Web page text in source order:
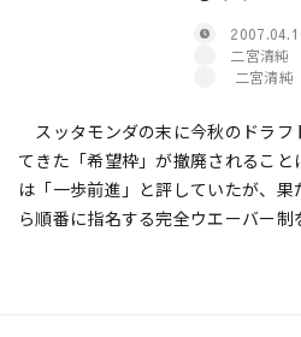
二宮清純
二宮清純
スッタモンダの末に今秋のドラフ
てきた「希望枠」が撤廃されるこ
は「一歩前進」と評していたが、
ら順番に指名する完全ウエーバー